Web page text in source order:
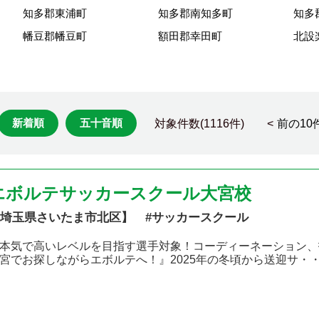
知多郡東浦町 知多郡南知多町
知多
幡豆郡幡豆町
額田郡幸田町 北設
新着順 五十音順 対象件数(1116件) < 前の10
ボルテサッカースクール大宮校
玉県さいたま市北区】 #サッカースクール
気で高いレベルを目指す選手対象！コーディーネーション
でお探しながらエボルテへ！』2025年の冬頃から送迎サ・